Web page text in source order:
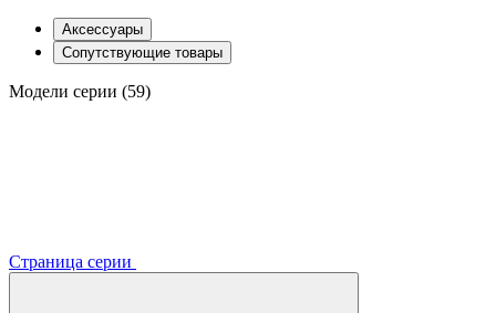
Аксессуары
Сопутствующие товары
Модели серии (59)
Страница серии